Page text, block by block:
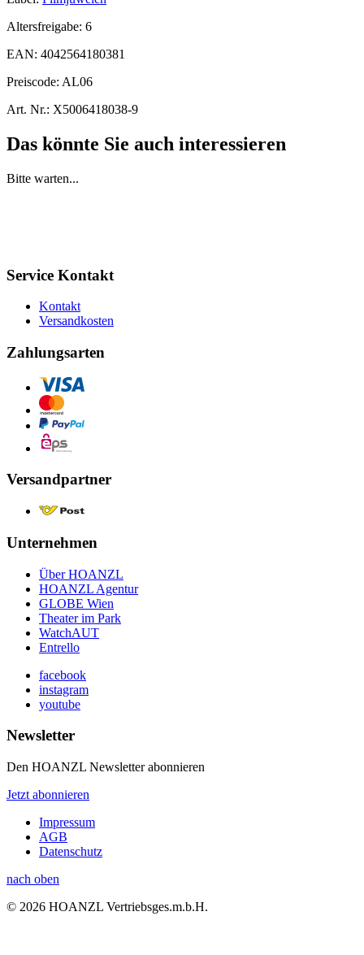
Altersfreigabe: 6
EAN: 4042564180381
Preiscode: AL06
Art. Nr.: X5006418038-9
Das könnte Sie auch interessieren
Bitte warten...
Service Kontakt
Kontakt
Versandkosten
Zahlungsarten
Versandpartner
Unternehmen
Über HOANZL
HOANZL Agentur
GLOBE Wien
Theater im Park
WatchAUT
Entrello
facebook
instagram
youtube
Newsletter
Den HOANZL Newsletter abonnieren
Jetzt abonnieren
Impressum
AGB
Datenschutz
nach oben
© 2026 HOANZL Vertriebsges.m.b.H.